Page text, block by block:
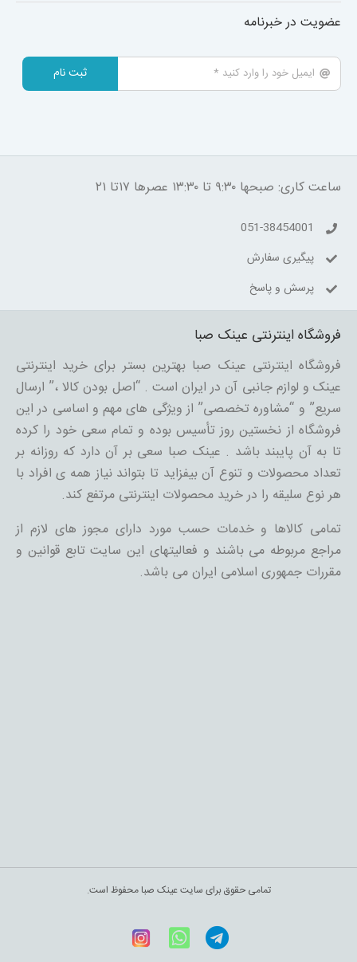
عضویت در خبرنامه
ثبت نام
ساعت کاری: صبحها ۹:۳۰ تا ۱۳:۳۰ عصرها ۱۷تا ۲۱
051-38454001
پیگیری سفارش
پرسش و پاسخ
فروشگاه اینترنتی عینک صبا
فروشگاه اینترنتی عینک صبا بهترین بستر برای خرید اینترنتی
عینک و لوازم جانبی آن در ایران است . “اصل بودن کالا ،” ارسال
سریع” و “مشاوره تخصصی” از ویژگی های مهم و اساسی در این
فروشگاه از نخستین روز تأسیس بوده و تمام سعی خود را کرده
تا به آن پایبند باشد . عینک صبا سعی بر آن دارد که روزانه بر
تعداد محصولات و تنوع آن بیفزاید تا بتواند نیاز همه ی افراد با
هر نوع سلیقه را در خرید محصولات اینترنتی مرتفع کند.
تمامی کالاها و خدمات حسب مورد دارای مجوز های لازم از
مراجع مربوطه می باشند و فعالیتهای این سایت تابع قوانین و
مقررات جمهوری اسلامی ایران می باشد.
تمامی حقوق برای سایت عینک صبا محفوظ است.
Telegram
WhatsApp
اینستاگرام